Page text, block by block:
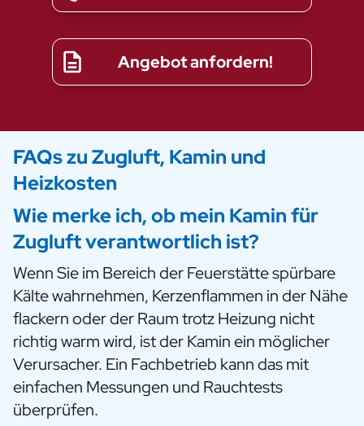
Angebot anfordern!
FAQs zu Zugluft, Kamin und
Heizkosten
Wie merke ich, ob mein Kamin für
Zugluft verantwortlich ist?
Wenn Sie im Bereich der Feuerstätte spürbare
Kälte wahrnehmen, Kerzenflammen in der Nähe
flackern oder der Raum trotz Heizung nicht
richtig warm wird, ist der Kamin ein möglicher
Verursacher. Ein Fachbetrieb kann das mit
einfachen Messungen und Rauchtests
überprüfen.